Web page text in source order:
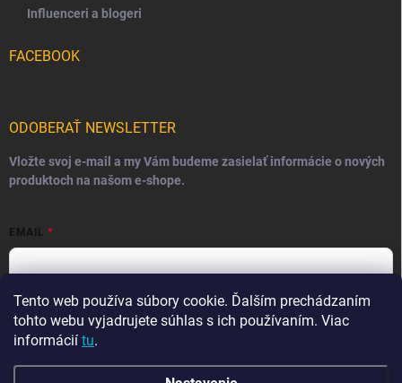
Tento web používa súbory cookie. Ďalším prechádzaním
tohto webu vyjadrujete súhlas s ich používaním. Viac
informácií tu.
Influenceri a blogeri
FACEBOOK
ODOBERAŤ NEWSLETTER
Vložte svoj e-mail a my Vám budeme zasielať informácie o nových
produktoch na našom e-shope.
EMAIL
Vložením e-mailu súhlasíte spodmienkami ochrany osobných
údajov
Prihlásiť sa